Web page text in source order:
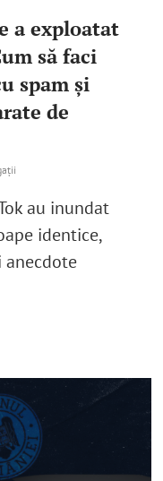
a exploatat
să faci
spam și
de
au inundat
identice,
anecdote